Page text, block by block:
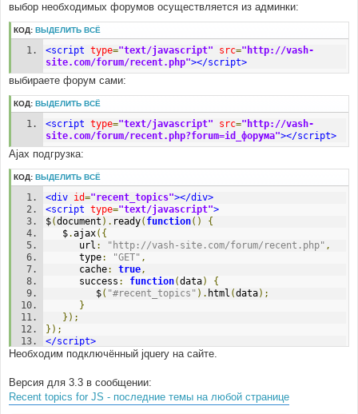
выбор необходимых форумов осуществляется из админки:
КОД: ВЫДЕЛИТЬ ВСЁ
<script type="text/javascript" src="http://vash-
site.com/forum/recent.php"></script>
выбираете форум сами:
КОД: ВЫДЕЛИТЬ ВСЁ
<script type="text/javascript" src="http://vash-
site.com/forum/recent.php?forum=id_форума"></script>
Ajax подгрузка:
КОД: ВЫДЕЛИТЬ ВСЁ
<div id="recent_topics"></div>
<script type="text/javascript">
$(document ). ready( function()
{
   $
.ajax({
      url
: "http://vash-site.com/forum/recent.php" ,
      type
: "GET" ,
      cache
: true,
      success
: function(data)
{
         $
( "#recent_topics" ). html (data);
}
});
});
</script>
Необходим подключённый jquery на сайте.
Версия для 3.3 в сообщении:
Recent topics for JS - последние темы на любой странице